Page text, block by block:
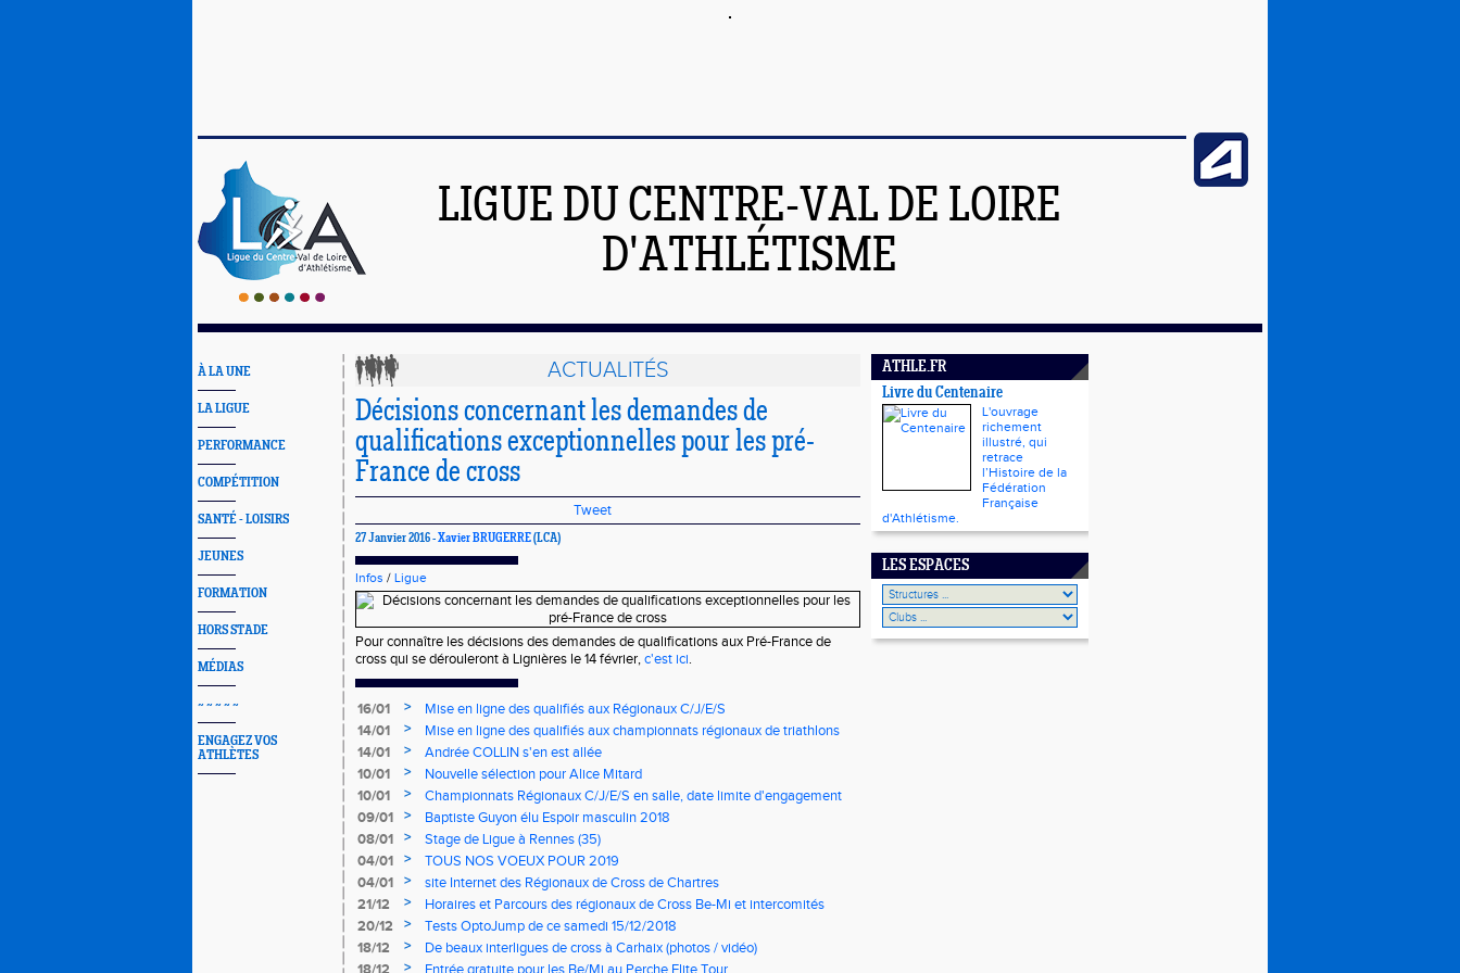
LIGUE DU CENTRE-VAL DE LOIRE
D'ATHLÉTISME
À LA UNE
LA LIGUE
PERFORMANCE
COMPÉTITION
SANTÉ - LOISIRS
JEUNES
FORMATION
HORS STADE
MÉDIAS
~ ~ ~ ~ ~
ENGAGEZ VOS
ATHLÈTES
ACTUALITÉS
Décisions concernant les demandes de
qualifications exceptionnelles pour les pré-
France de cross
Tweet
27 Janvier 2016 -Xavier BRUGERRE(LCA)
Infos / Ligue
Pour connaître les décisions des demandes de qualifications aux Pré-France de
cross qui se dérouleront à Lignières le 14 février,c'est ici.
16/01 >
Mise en ligne des qualifiés aux Régionaux C/J/E/S
14/01
>
Mise en ligne des qualifiés aux championnats régionaux de triathlons
14/01
>
Andrée COLLIN s'en est allée
10/01
>
Nouvelle sélection pour Alice Mitard
10/01
>
Championnats Régionaux C/J/E/S en salle, date limite d'engagement
mercredi à 9h00
09/01 >
Baptiste Guyon élu Espoir masculin 2018
08/01
>
Stage de Ligue à Rennes (35)
04/01
>
TOUS NOS VOEUX POUR 2019
04/01
>
site Internet des Régionaux de Cross de Chartres
21/12
>
Horaires et Parcours des régionaux de Cross Be-Mi et intercomités
20/12
>
Tests OptoJump de ce samedi 15/12/2018
18/12
>
De beaux interligues de cross à Carhaix (photos / vidéo)
>
ATHLE.FR
Livre du Centenaire
L'ouvrage
richement
illustré, qui
retrace
l’Histoire de la
Fédération
Française
d'Athlétisme.
LES ESPACES